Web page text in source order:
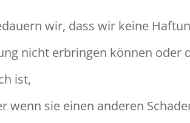
wir, dass wir keine
nicht erbringen können
ist,
sie einen anderen